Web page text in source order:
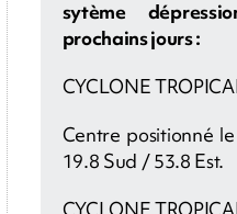
sytème
prochains jours :
CYCLONE
Centre positionné
19.8 Sud / 53.8 Est.